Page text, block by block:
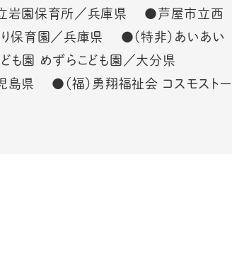
岩園保育所／兵庫県 ●芦屋市立西
保育園／兵庫県 ●（特非）あいあい
も園 めずらこども園／大分県
島県 ●（福）勇翔福祉会 コスモストー